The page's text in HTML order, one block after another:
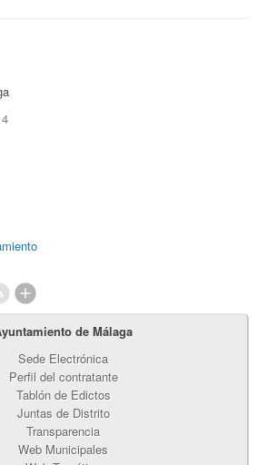
de Málaga
Sede Electrónica
Perfil del contratante
Tablón de Edictos
Juntas de Distrito
Transparencia
Web Municipales